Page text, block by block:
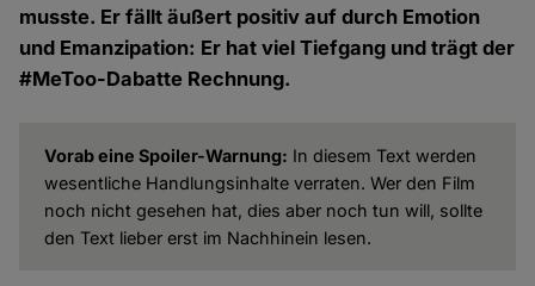
musste. Er fällt äußert positiv auf durch Emotion
und Emanzipation: Er hat viel Tiefgang und trägt der
#MeToo-Dabatte Rechnung.
Vorab eine Spoiler-Warnung: In diesem Text werden
wesentliche Handlungsinhalte verraten. Wer den Film
noch nicht gesehen hat, dies aber noch tun will, sollte
den Text lieber erst im Nachhinein lesen.